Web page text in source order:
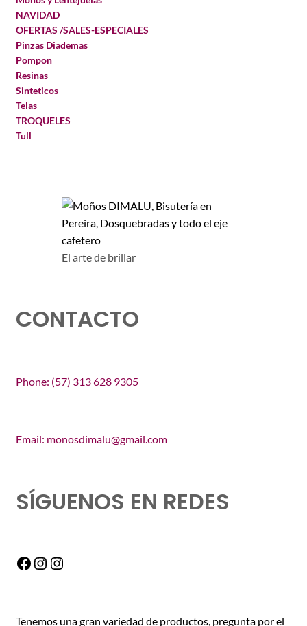
NAVIDAD
OFERTAS /SALES-ESPECIALES
Pinzas Diademas
Pompon
Resinas
Sinteticos
Telas
TROQUELES
Tull
El arte de brillar
CONTACTO
Phone: (57) 313 628 9305
Email: monosdimalu@gmail.com
SÍGUENOS EN REDES
Facebook
Instagram
Instagram
Tenemos una gran variedad de productos, pregunta por el